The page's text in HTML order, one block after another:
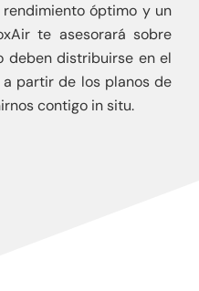
rendimiento óptimo y un
te asesorará sobre
deben distribuirse en el
partir de los planos de
contigo in situ.